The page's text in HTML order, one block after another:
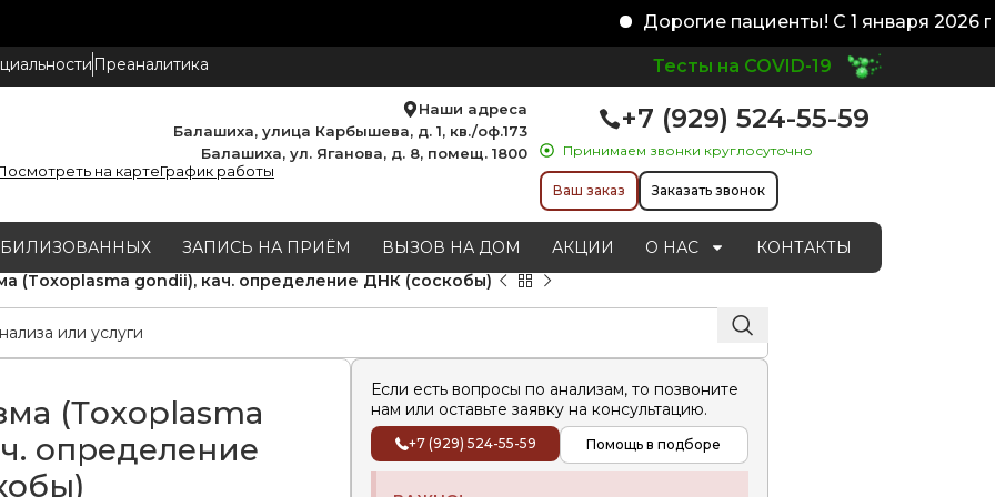
Дорогие пациенты! С 1 января 2026
Преаналитика Тесты на COVID-19
Наши адреса
Балашиха, улица Карбышева, д. 1, кв./оф.173
Балашиха, ул. Яганова, д. 8, помещ. 1800
на картеГрафик работы
+7 (929) 524-55-59
Принимаем звонки круглосуточно
Ваш заказ Заказать звонок
ЗАПИСЬ НА ПРИЁМ ВЫЗОВ НА ДОМ АКЦИИ О НАС
КОНТАКТЫ
(Тoxoplasma gondii), кач. определение ДНК (соскобы)
(Тoxoplasma
определение
Если есть вопросы по анализам, то позвоните
нам или оставьте заявку на консультацию.
+7 (929) 524-55-59 Помощь в подборе